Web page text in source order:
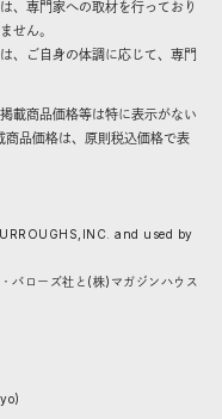
、専門家への取材を行っており
せん。
、ご自身の体調に応じて、専門
載商品価格等は特に表示がない
品価格は、原則税込価格で表
and used by
バローズ社と(株)マガジンハウス